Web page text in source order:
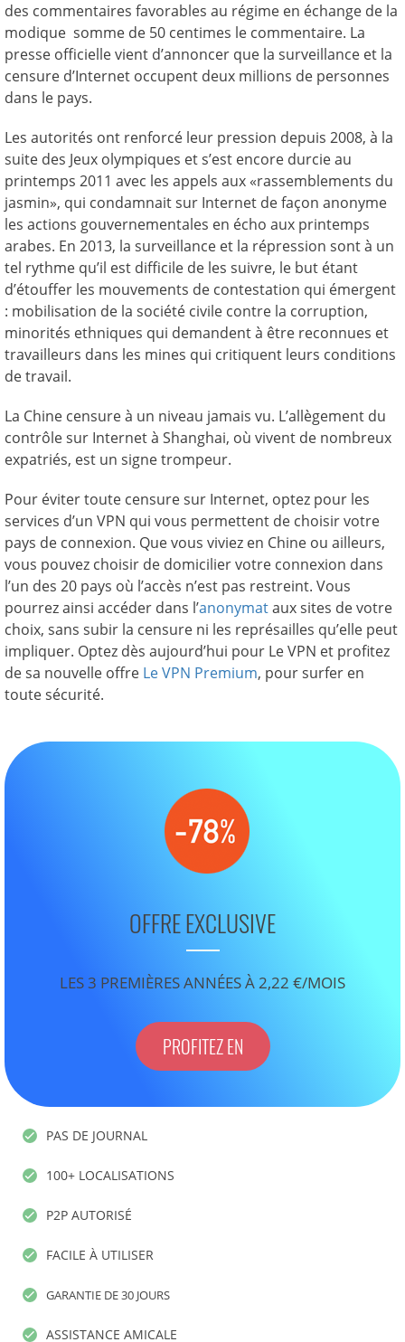
des commentaires favorables au régime en échange de la
modique somme de 50 centimes le commentaire. La
presse officielle vient d’annoncer que la surveillance et la
censure d’Internet occupent deux millions de personnes
dans le pays.
Les autorités ont renforcé leur pression depuis 2008, à la
suite des Jeux olympiques et s’est encore durcie au
printemps 2011 avec les appels aux «rassemblements du
jasmin», qui condamnait sur Internet de façon anonyme
les actions gouvernementales en écho aux printemps
arabes. En 2013, la surveillance et la répression sont à un
tel rythme qu’il est difficile de les suivre, le but étant
d’étouffer les mouvements de contestation qui émergent
: mobilisation de la société civile contre la corruption,
minorités ethniques qui demandent à être reconnues et
travailleurs dans les mines qui critiquent leurs conditions
de travail.
La Chine censure à un niveau jamais vu. L’allègement du
contrôle sur Internet à Shanghai, où vivent de nombreux
expatriés, est un signe trompeur.
Pour éviter toute censure sur Internet, optez pour les
services d’un VPN qui vous permettent de choisir votre
pays de connexion. Que vous viviez en Chine ou ailleurs,
vous pouvez choisir de domicilier votre connexion dans
l’un des 20 pays où l’accès n’est pas restreint. Vous
pourrez ainsi accéder dans l’anonymataux sites de votre
choix, sans subir la censure ni les représailles qu’elle peut
impliquer. Optez dès aujourd’hui pour Le VPN et profitez
de sa nouvelle offre Le VPN Premium, pour surfer en
toute sécurité.
OFFRE EXCLUSIVE
LES 3 PREMIÈRES ANNÉES À 2,22 €/MOIS
PROFITEZ EN
PAS DE JOURNAL
100+ LOCALISATIONS
P2P AUTORISÉ
FACILE À UTILISER
GARANTIE DE 30 JOURS
ASSISTANCE AMICALE